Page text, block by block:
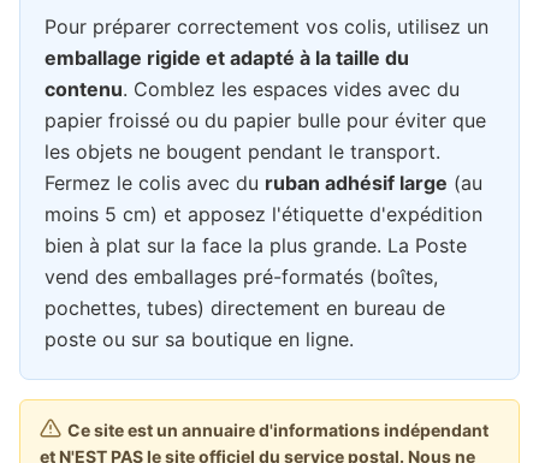
Pour préparer correctement vos colis, utilisez un
emballage rigide et adapté à la taille du
contenu. Comblez les espaces vides avec du
papier froissé ou du papier bulle pour éviter que
les objets ne bougent pendant le transport.
Fermez le colis avec du ruban adhésif large (au
moins 5 cm) et apposez l'étiquette d'expédition
bien à plat sur la face la plus grande. La Poste
vend des emballages pré-formatés (boîtes,
pochettes, tubes) directement en bureau de
poste ou sur sa boutique en ligne.
Ce site est un annuaire d'informations indépendant
et N'EST PAS le site officiel du service postal. Nous ne